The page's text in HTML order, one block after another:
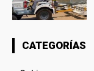
CATEGORÍAS